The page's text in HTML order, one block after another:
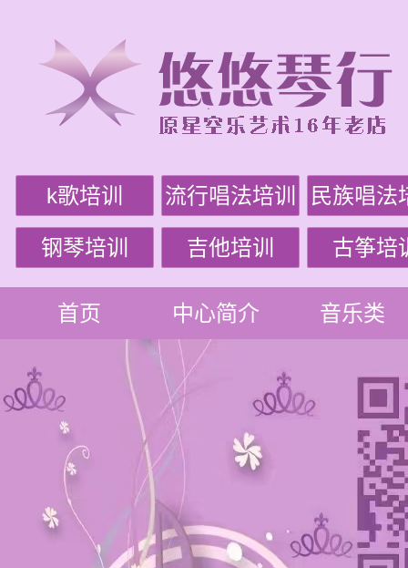
k歌培训 流行唱法培训 民族唱法
钢琴培训 吉他培训 古筝培
首页 中心简介 音乐类